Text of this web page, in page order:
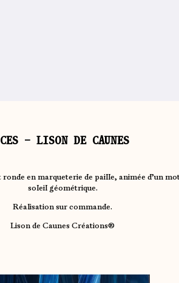
– LISON DE CAUNES
ronde en marqueterie de paille, animée d’un
soleil géométrique.
Réalisation sur commande.
Lison de Caunes Créations®